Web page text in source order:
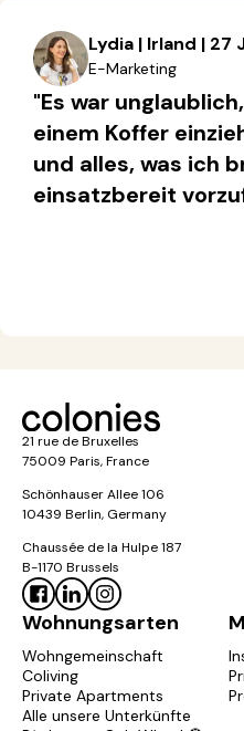
Lydia | Irland | 27
E-Marketing
"Es war
einem Koffer
und alles, was ich
einsatzbereit
21 rue de Bruxelles
75009 Paris, France
Schönhauser Allee 106
10439 Berlin, Germany
Chaussée de la Hulpe 187
B-1170 Brussels
Wohnungsarten
Wohngemeinschaft
Coliving
Private Apartments
Alle unsere Unterkünfte